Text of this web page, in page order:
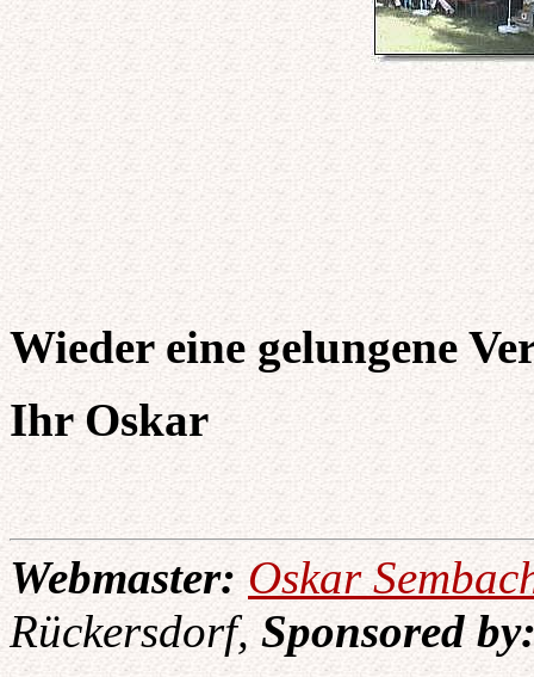
Wieder eine gelungene
Ihr Oskar
Webmaster: Oskar
Rückersdorf,Sponsored